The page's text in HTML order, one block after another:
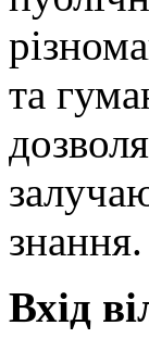
та
знання.
Вхід